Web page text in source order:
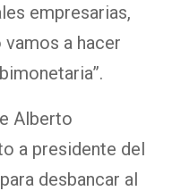
empresarias,
a hacer
Alberto
a presidente del
desbancar al